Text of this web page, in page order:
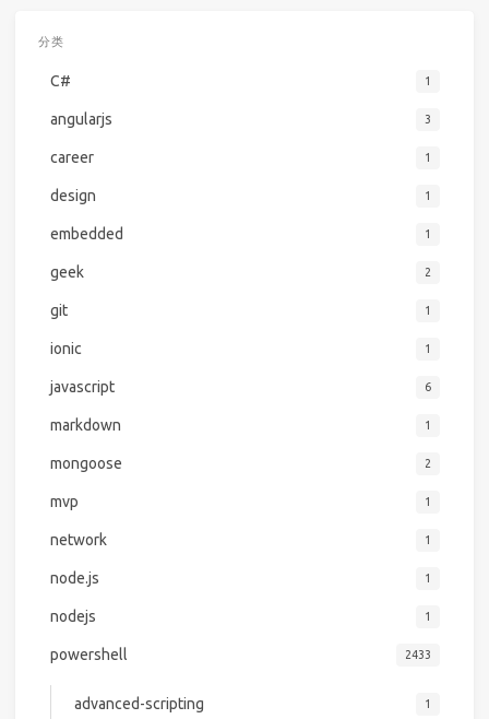
分类
C# 1
angularjs 3
career 1
design 1
embedded 1
geek 2
git 1
ionic 1
javascript 6
markdown 1
mongoose 2
mvp 1
network 1
node.js 1
nodejs 1
powershell 2433
advanced-scripting 1